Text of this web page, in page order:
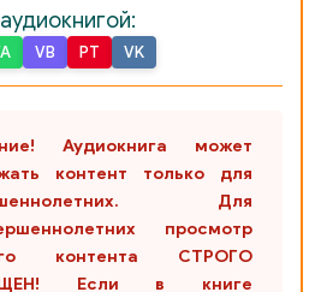
VB PT VK
Аудиокнига может
контент только для
Для
просмотр
контента СТРОГО
Если в книге